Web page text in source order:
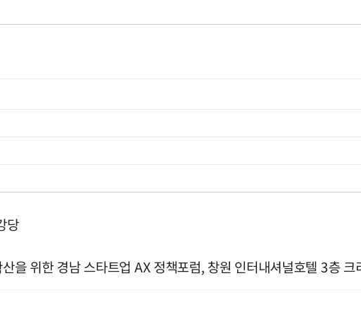
당
위한 경남 스타트업 AX 정책포럼, 창원 인터내셔널호텔 3층 크